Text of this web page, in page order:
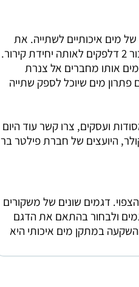
מים איכותיים לשתייה. את
המשקור ניתן לחבר במרחק של עד 3 מטרים מהדלפק כאשר ישנה אפשרות לחיבור 2 דלפקים לאותה יחידת קירור.
אותו מחברים אל צנרת
מים שיוכל לספק שתייה
ועסקים, צרו קשר עוד היום
היועצים של חברת פילטר בר
דגמים שונים של משקורים
ולבחור בהתאם את הדגם
במתקן מים איכותי היא